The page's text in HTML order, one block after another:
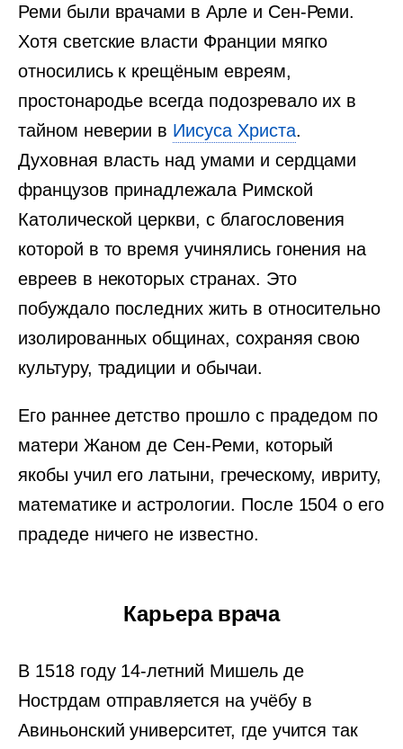
Реми были врачами в Арле и Сен-Реми.
Хотя светские власти Франции мягко
относились к крещёным евреям,
простонародье всегда подозревало их в
тайном неверии в Иисуса Христа.
Духовная власть над умами и сердцами
французов принадлежала Римской
Католической церкви, с благословения
которой в то время учинялись гонения на
евреев в некоторых странах. Это
побуждало последних жить в относительно
изолированных общинах, сохраняя свою
культуру, традиции и обычаи.
Его раннее детство прошло с прадедом по
матери Жаном де Сен-Реми, который
якобы учил его латыни, греческому, ивриту,
математике и астрологии. После 1504 о его
прадеде ничего не известно.
Карьера врача
В 1518 году 14-летний Мишель де
Нострдам отправляется на учёбу в
Авиньонский университет, где учится так